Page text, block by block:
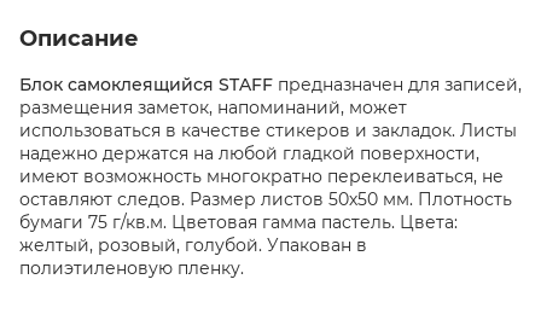
Описание
Блок самоклеящийся STAFF предназначен для записей,
размещения заметок, напоминаний, может
использоваться в качестве стикеров и закладок. Листы
надежно держатся на любой гладкой поверхности,
имеют возможность многократно переклеиваться, не
оставляют следов. Размер листов 50х50 мм. Плотность
бумаги 75 г/кв.м. Цветовая гамма пастель. Цвета:
желтый, розовый, голубой. Упакован в
полиэтиленовую пленку.